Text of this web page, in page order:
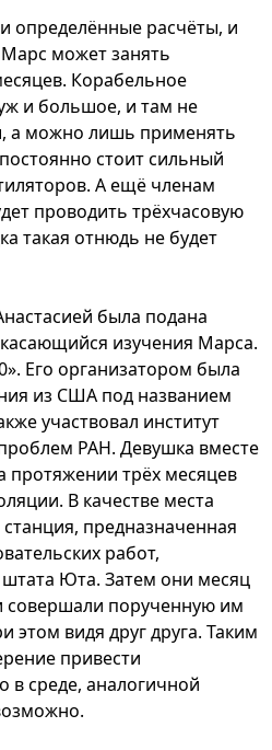
определённые расчёты, и
может занять
Корабельное
и большое, и там не
а можно лишь применять
стоит сильный
А ещё членам
проводить трёхчасовую
такая отнюдь не будет
была подана
изучения Марса.
Его организатором была
из США под названием
участвовал институт
РАН. Девушка вместе
протяжении трёх месяцев
В качестве места
предназначенная
работ,
Юта. Затем они месяц
совершали порученную им
этом видя друг друга. Таким
привести
в среде, аналогичной